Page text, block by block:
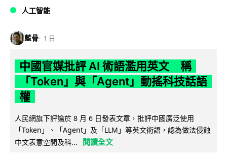
人工智能
藍骨 1 日
中國官媒批評 AI 術語濫用英文 稱
「Token」與「Agent」動搖科技話語
權
人民網旗下評論於 8 月 6 日發表文章，批評中國廣泛使用
「Token」、「Agent」及「LLM」等英文術語，認為做法侵蝕
中文表意空間及科...
閱讀全文